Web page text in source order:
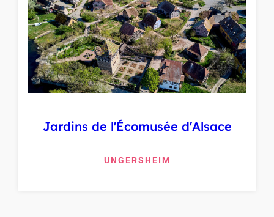
Jardins de l'Écomusée d'Alsace
UNGERSHEIM